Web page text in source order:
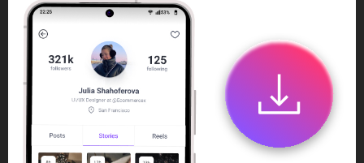
Переходи в ИнстаПай бот - смотри и
скачивай
Stories Reels
анонимно в чате
или Telegram-приложении.
Быстро, просто и удобно.
Перейти к боту